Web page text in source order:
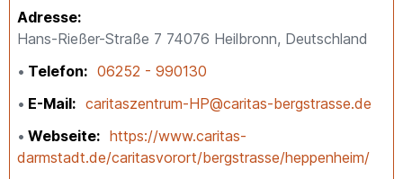
Adresse
Hans-Rießer-Straße 7 74076 Heilbronn, Deutschland
Telefon
06252 - 990130
E-Mail
caritaszentrum-HP@caritas-bergstrasse.de
Webseite
https://www.caritas-
darmstadt.de/caritasvorort/bergstrasse/heppenheim/